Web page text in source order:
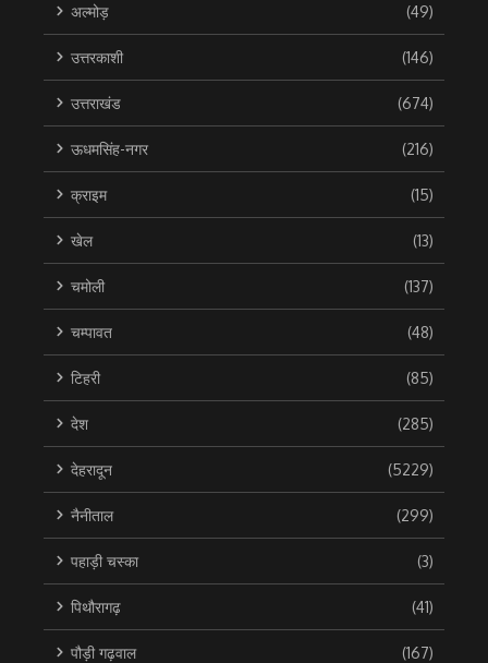
अल्मोड़ (49)
उत्तरकाशी (146)
उत्तराखंड (674)
ऊधमसिंह-नगर (216)
क्राइम (15)
खेल (13)
चमोली (137)
चम्पावत (48)
टिहरी (85)
देश (285)
देहरादून (5229)
नैनीताल (299)
पहाड़ी चस्का (3)
पिथौरागढ़ (41)
पौड़ी गढ़वाल (167)